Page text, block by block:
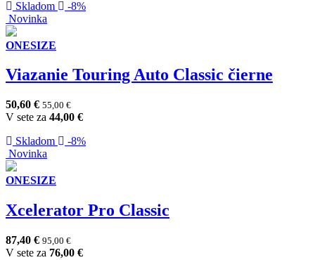
Skladom
-8%
Novinka
ONESIZE
Viazanie Touring Auto Classic čierne
50,60 € 55,00 €
V sete za 44,00 €
Skladom
-8%
Novinka
ONESIZE
Xcelerator Pro Classic
87,40 € 95,00 €
V sete za 76,00 €